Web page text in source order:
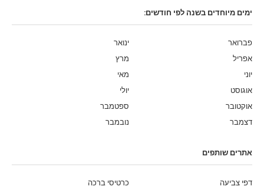
ימים מיוחדים בשנה לפי חודשים:
ינואר
פברואר
מרץ
אפריל
מאי
יוני
יולי
אוגוסט
ספטמבר
אוקטובר
נובמבר
דצמבר
אתרים שותפים
כרטיסי ברכה דפי צביעה